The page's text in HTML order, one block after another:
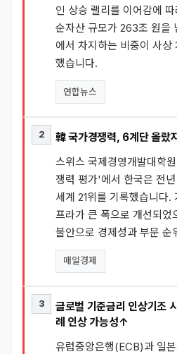
인 상승 랠리를 이어감에
순자산 규모가 263조 원을
에서 차지하는 비중이 사
했습니다.
연합뉴스
2
韓 국가경쟁력, 6계단 올랐
스위스 국제경영개발대학
쟁력 평가'에서 한국은 전
세계 21위를 기록했습니다.
프라가 큰 폭으로 개선되었
불안으로 경제성과 부문 순
매일경제
3
글로벌 기준금리 인상기조
례 인상 가능성↑
유럽중앙은행(ECB)과 일